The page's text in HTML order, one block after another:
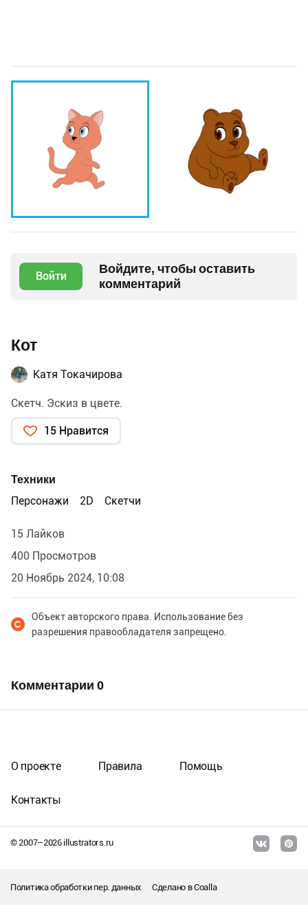
Войти
Войдите, чтобы оставить
комментарий
Кот
Катя Токачирова
Скетч. Эскиз в цвете.
15 Нравится
Техники
Персонажи
2D Скетчи
15 Лайков
400 Просмотров
20 Ноябрь 2024, 10:08
Объект авторского права. Использование без
разрешения правообладателя запрещено.
Комментарии 0
© 2007–2026illustrators.ru
О проекте Правила Помощь
Контакты
Политика обработки пер. данных Сделано вCoalla